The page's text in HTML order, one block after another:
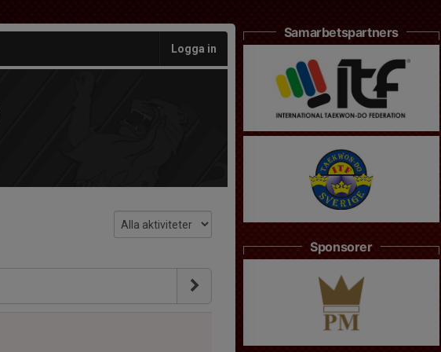
Logga in
Samarbetspartners
Sponsorer